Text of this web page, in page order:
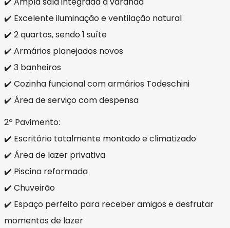
✔️ Excelente iluminação e ventilação natural
✔️ 2 quartos, sendo 1 suíte
✔️ Armários planejados novos
✔️ 3 banheiros
✔️ Cozinha funcional com armários Todeschini
✔️ Área de serviço com despensa
2º Pavimento:
✔️ Escritório totalmente montado e climatizado
✔️ Área de lazer privativa
✔️ Piscina reformada
✔️ Chuveirão
✔️ Espaço perfeito para receber amigos e desfrutar
momentos de lazer